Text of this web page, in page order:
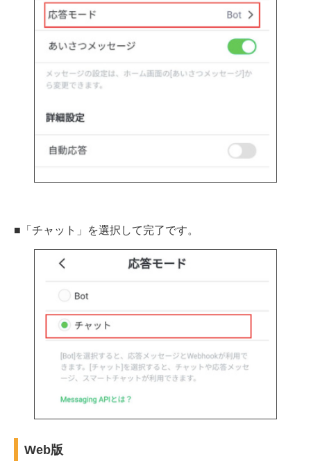
■「チャット」を選択して完了です。
Web版